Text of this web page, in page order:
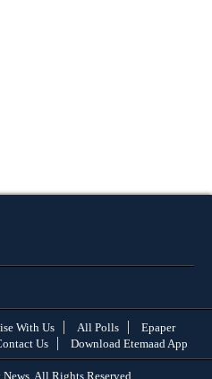
With Us All Polls
Epaper
Us Download Etemaad App
All Rights Reserved.